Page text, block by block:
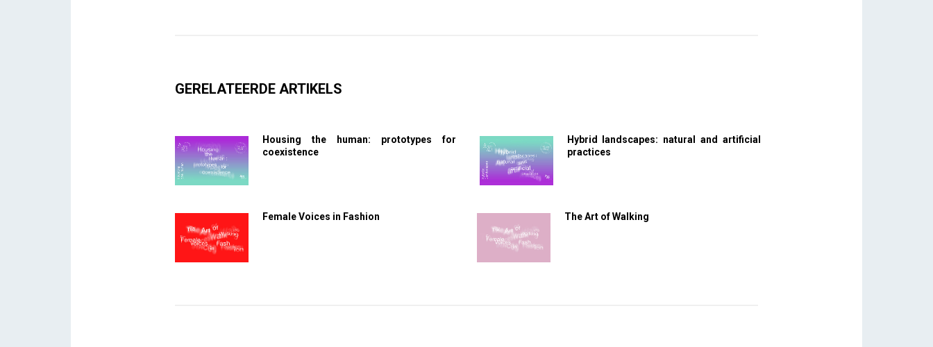
GERELATEERDE ARTIKELS
Housing the human: prototypes for
coexistence
Hybrid landscapes: natural and artificial
practices
Female Voices in Fashion The Art of Walking